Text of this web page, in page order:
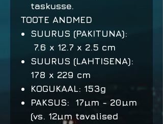
taskusse.
TOOTE ANDMED
SUURUS (PAKITUNA):
7.6 x 12.7 x 2.5 cm
SUURUS (LAHTISENA):
178 x 229 cm
KOGUKAAL: 153g
PAKSUS: 17µm - 20µm
(vs. 12µm tavalised